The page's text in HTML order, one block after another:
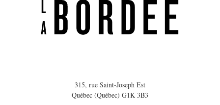
315, rue Saint-Joseph Est
Québec (Québec) G1K 3B3